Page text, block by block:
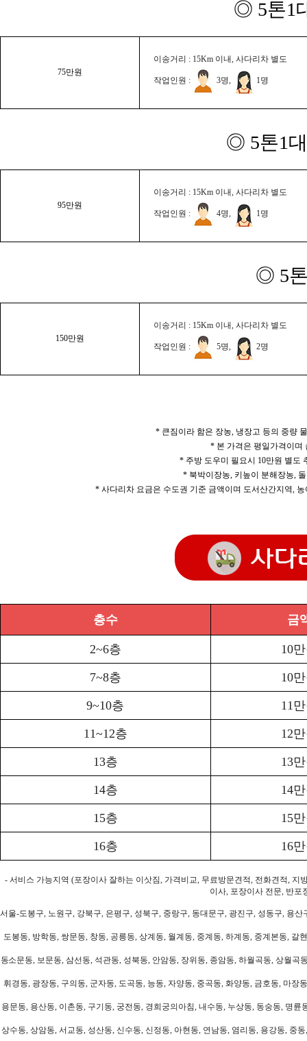
◎ 5톤1
75만원
이송거리 : 15Km 이내, 사다리차 별도
작업인원 : 3명, 1명
◎ 5톤1
95만원
이송거리 : 15Km 이내, 사다리차 별도
작업인원 : 4명, 1명
◎ 5
150만원
이송거리 : 15Km 이내, 사다리차 별도
작업인원 : 5명, 2명
* 큰짐이라 함은 장농, 냉장고 등의 중량
* 본 가격은 평일가격이며
* 주방 도우미 필요시 10만원 별도
* 북박이장농, 키높이 분해장농,
* 사다리차 요금은 수도권 기준 금액이며 도서산간지역,
층수 금
2~6층 10
7~8층 10
9~10층 11
11~12층 12
13층 13
14층 14
15층 15
16층 16
- 서비스 가능지역 (포장이사 잘하는 이삿짐, 가격비교, 무료방문견적, 전화견적,
이사, 포장이사 전문, 반포
서울-도봉구, 노원구, 강북구, 은평구, 성북구, 중랑구, 동대문구, 광진구, 성동구, 용
도봉동, 방학동, 쌍문동, 창동, 공릉동, 상계동, 월계동, 중계동, 하계동, 중계본동,
동소문동, 보문동, 삼선동, 석관동, 성북동, 안암동, 장위동, 종암동, 하월곡동, 상월
휘경동, 광장동, 구의동, 군자동, 도곡동, 능동, 자양동, 중곡동, 화양동, 금호동, 마
용문동, 용산동, 이촌동, 구기동, 궁전동, 경희궁의아침, 내수동, 누상동, 동숭동, 명
상수동, 상암동, 서교동, 성산동, 신수동, 신정동, 아현동, 연남동, 염리동, 용강동, 중